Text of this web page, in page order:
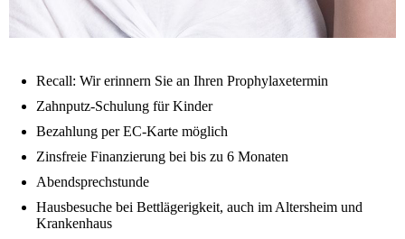
Recall: Wir erinnern Sie an Ihren Prophylaxetermin
Zahnputz-Schulung für Kinder
Bezahlung per EC-Karte möglich
Zinsfreie Finanzierung bei bis zu 6 Monaten
Abendsprechstunde
Hausbesuche bei Bettlägerigkeit, auch im Altersheim und
Krankenhaus